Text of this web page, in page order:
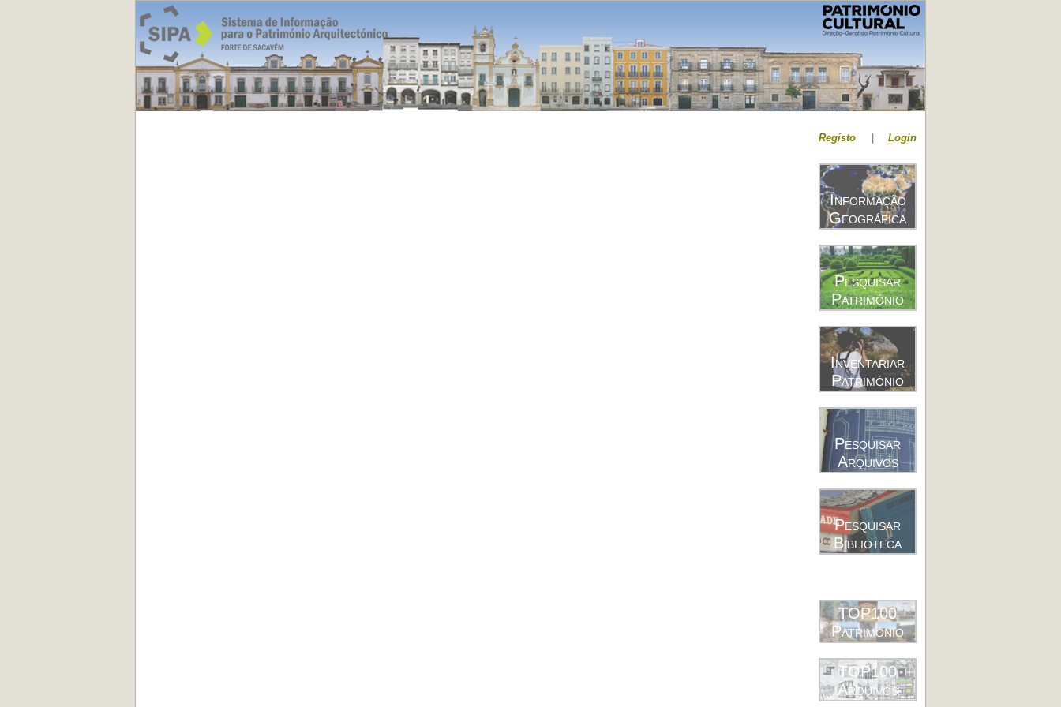
Registo Login
Informação
Geográfica
Pesquisar
Património
Inventariar
Património
Pesquisar
Arquivos
Pesquisar
Biblioteca
TOP100
Património
TOP100
Arquivos